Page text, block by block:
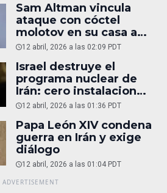
Sam Altman vincula
ataque con cóctel
molotov en su casa a
reportaje
12 abril, 2026 a las 02:09 PDT
Israel destruye el
programa nuclear de
Irán: cero instalaciones
operativas
12 abril, 2026 a las 01:36 PDT
Papa León XIV condena
guerra en Irán y exige
diálogo
12 abril, 2026 a las 01:04 PDT